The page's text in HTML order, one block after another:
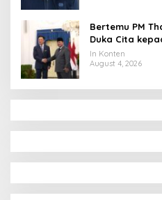
Bertemu PM
Duka Cita
Tahun ke Raja
In Konten
August 4, 2026